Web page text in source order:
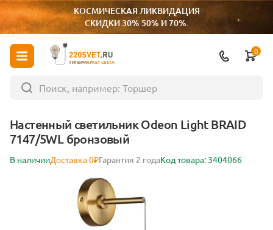
КОСМИЧЕСКАЯ ЛИКВИДАЦИЯ
СКИДКИ 30% 50% И 70%.
ГИПЕРМАРКЕТ СВЕТА
0
Настенный светильник Odeon Light BRAID
7147/5WL бронзовый
В наличииДоставка 0₽Гарантия 2 годаКод товара: 3404066